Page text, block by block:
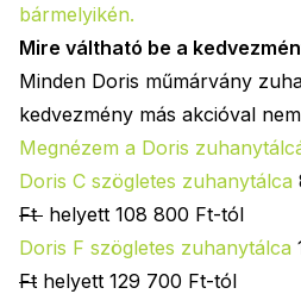
bármelyikén.
Mire váltható be a
Minden Doris műmárvány
kedvezmény más akcióval
Megnézem a Doris
Doris C szögletes zuhanytálca
Ft helyett 108 800 Ft-tól
Doris F szögletes zuhanytálca
Ft helyett 129 700 Ft-tól